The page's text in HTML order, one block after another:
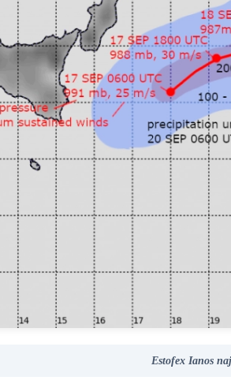
Estofex Ianos